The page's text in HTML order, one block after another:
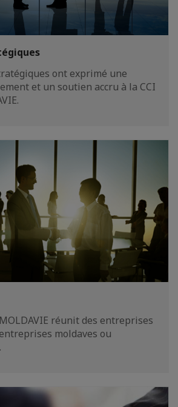
ont exprimé une
et un soutien accru à la CCI
MOLDAVIE réunit des entreprises
moldaves ou